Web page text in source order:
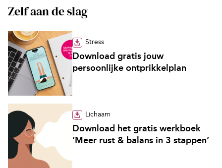
Zelf aan de slag
Stress
Download gratis jouw
persoonlijke ontprikkelplan
Lichaam
Download het gratis werkboek
‘Meer rust & balans in 3 stappen’